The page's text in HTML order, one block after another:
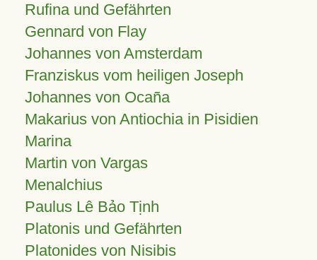
Rufina und Gefährten
Gennard von Flay
Johannes von Amsterdam
Franziskus vom heiligen Joseph
Johannes von Ocaña
Makarius von Antiochia in Pisidien
Marina
Martin von Vargas
Menalchius
Paulus Lê Bảo Tịnh
Platonis und Gefährten
Platonides von Nisibis